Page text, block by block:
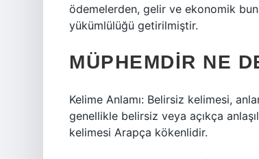
ödemelerden, gelir ve ekonomik
yükümlülüğü getirilmiştir.
MÜPHEMDIR NE
Kelime Anlamı: Belirsiz kelimesi,
genellikle belirsiz veya açıkça
kelimesi Arapça kökenlidir.